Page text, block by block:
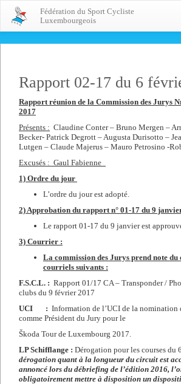
Fédération du Sport Cycliste
Luxembourgeois
Rapport 02-17 du 6
Rapport réunion de la Commission des Jurys
2017
Présents : Claudine Conter – Bruno Mergen –
Becker- Patrick Degrott – Augusta Durisotto –
Lutgen – Claude Majerus – Mauro Petrosino -
Excusés : Gaul Fabienne_
1) Ordre du jour
L’ordre du jour est adopté.
2) Approbation du rapport n° 01-17 du 9
Le rapport 01-17 du 9 janvier est
3) Courrier :
La commission des Jurys prend note du
courriels suivants :
F.S.C.L. : Rapport 01/17 CA – Transponder /
clubs du 9 février 2017
UCI : Information de l’UCI de la
comme Président du Jury pour le
Škoda Tour de Luxembourg 2017.
LP Schifflange : Dérogation pour les courses du
dérogation quant à la longueur du circuit est
annoncé lors du débriefing de l’édition 2016,
obligatoirement mettre à disposition un